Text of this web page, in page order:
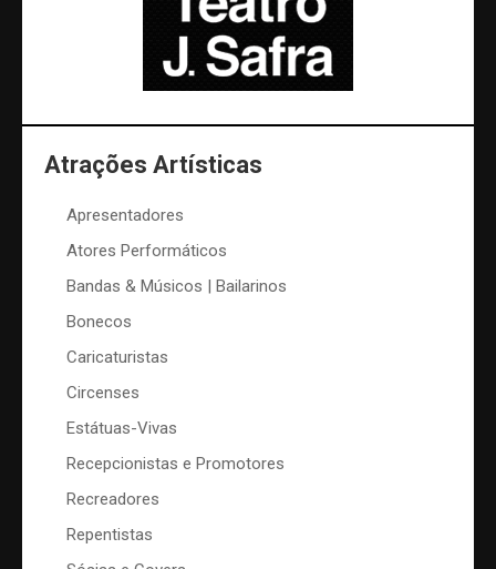
Atrações Artísticas
Apresentadores
Atores Performáticos
Bandas & Músicos | Bailarinos
Bonecos
Caricaturistas
Circenses
Estátuas-Vivas
Recepcionistas e Promotores
Recreadores
Repentistas